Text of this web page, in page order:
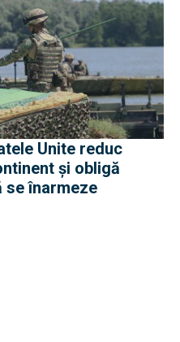
și obligă
se înarmeze